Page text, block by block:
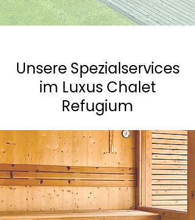
Unsere Spezialservices
im Luxus Chalet
Refugium